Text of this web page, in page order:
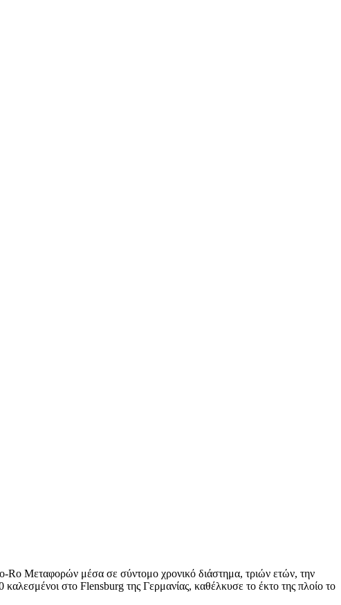
Ro Μεταφορών μέσα σε σύντομο χρονικό διάστημα, τριών ετών, την
στο Flensburg της Γερμανίας, καθέλκυσε το έκτο της πλοίο το